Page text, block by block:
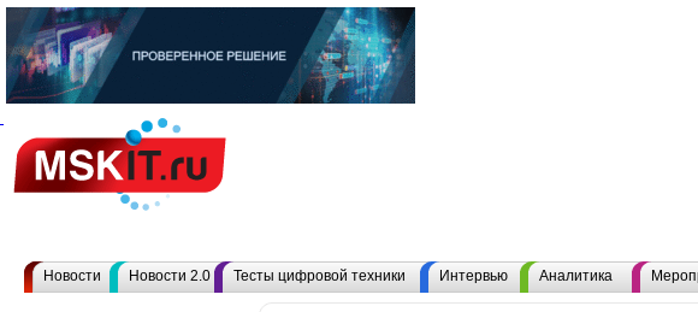
Новости Новости 2.0 Тесты цифровой техники Интервью Аналитика